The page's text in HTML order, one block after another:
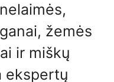
žemės
ir miškų
ekspertų